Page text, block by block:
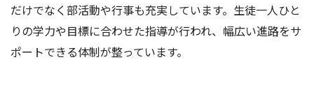
だけでなく部活動や行事も充実しています。生徒一人ひと
りの学力や目標に合わせた指導が行われ、幅広い進路をサ
ポートできる体制が整っています。